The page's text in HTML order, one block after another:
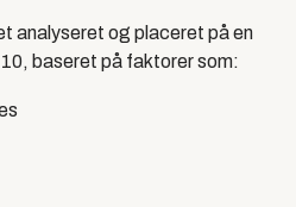
analyseret og placeret på en
baseret på faktorer som: